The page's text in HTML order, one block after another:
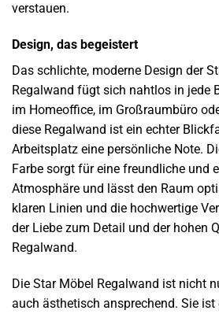
verstauen.
Design, das begeistert
Das schlichte, moderne Design der
Regalwand fügt sich nahtlos in jede
im Homeoffice, im Großraumbüro
diese Regalwand ist ein echter
Arbeitsplatz eine persönliche Note.
Farbe sorgt für eine freundliche und
Atmosphäre und lässt den Raum
klaren Linien und die hochwertige
der Liebe zum Detail und der hohen
Regalwand.
Die Star Möbel Regalwand ist nicht
auch ästhetisch ansprechend. Sie